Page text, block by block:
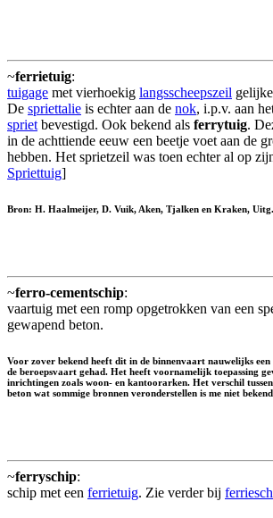
~ferrietuig:
tuigage met vierhoekig langsscheepszeil
De spriettalie is echter aan de nok, i.p.v. aan
spriet bevestigd. Ook bekend als ferrytuig.
in de achttiende eeuw een beetje voet aan de
hebben. Het sprietzeil was toen echter al op
Spriettuig]
Bron: H. Haalmeijer, D. Vuik, Aken, Tjalken en Kraken,
~ferro-cementschip:
vaartuig met een romp opgetrokken van een
gewapend beton.
Voor zover bekend heeft dit in de binnenvaart nauwelijks
de beroepsvaart gehad. Het heeft voornamelijk toepassing
inrichtingen zoals woon- en kantoorarken. Het verschil
beton wat sommige bronnen veronderstellen is me niet
~ferryschip:
schip met een ferrietuig. Zie verder bij